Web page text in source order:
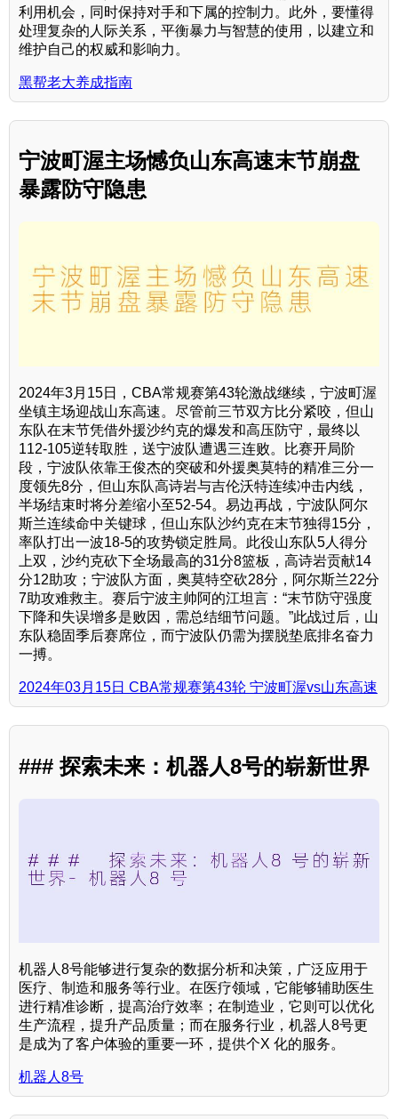
利用机会，同时保持对手和下属的控制力。此外，要懂得
处理复杂的人际关系，平衡暴力与智慧的使用，以建立和
维护自己的权威和影响力。
黑帮老大养成指南
宁波町渥主场憾负山东高速末节崩盘
暴露防守隐患
2024年3月15日，CBA常规赛第43轮激战继续，宁波町渥
坐镇主场迎战山东高速。尽管前三节双方比分紧咬，但山
东队在末节凭借外援沙约克的爆发和高压防守，最终以
112-105逆转取胜，送宁波队遭遇三连败。比赛开局阶
段，宁波队依靠王俊杰的突破和外援奥莫特的精准三分一
度领先8分，但山东队高诗岩与吉伦沃特连续冲击内线，
半场结束时将分差缩小至52-54。易边再战，宁波队阿尔
斯兰连续命中关键球，但山东队沙约克在末节独得15分，
率队打出一波18-5的攻势锁定胜局。此役山东队5人得分
上双，沙约克砍下全场最高的31分8篮板，高诗岩贡献14
分12助攻；宁波队方面，奥莫特空砍28分，阿尔斯兰22分
7助攻难救主。赛后宁波主帅阿的江坦言：“末节防守强度
下降和失误增多是败因，需总结细节问题。”此战过后，山
东队稳固季后赛席位，而宁波队仍需为摆脱垫底排名奋力
一搏。
2024年03月15日 CBA常规赛第43轮 宁波町渥vs山东高速
### 探索未来：机器人8号的崭新世界
机器人8号能够进行复杂的数据分析和决策，广泛应用于
医疗、制造和服务等行业。在医疗领域，它能够辅助医生
进行精准诊断，提高治疗效率；在制造业，它则可以优化
生产流程，提升产品质量；而在服务行业，机器人8号更
是成为了客户体验的重要一环，提供个X 化的服务。
机器人8号